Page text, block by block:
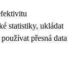
statistiky, ukládat
přesná data